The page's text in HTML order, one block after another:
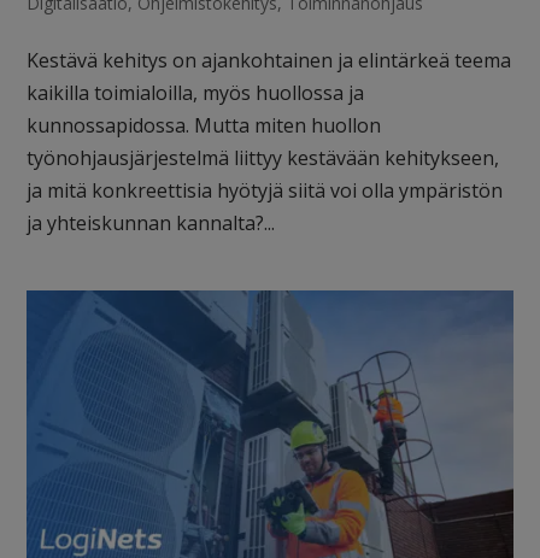
Kestävä kehitys on ajankohtainen ja elintärkeä teema
kaikilla toimialoilla, myös huollossa ja
kunnossapidossa. Mutta miten huollon
työnohjausjärjestelmä liittyy kestävään kehitykseen,
ja mitä konkreettisia hyötyjä siitä voi olla ympäristön
ja yhteiskunnan kannalta?...